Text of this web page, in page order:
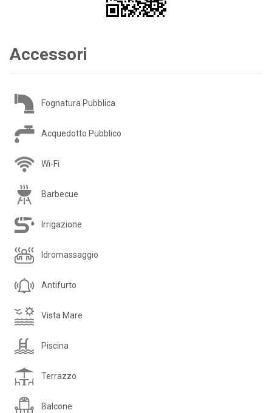
Accessori
Fognatura Pubblica
Acquedotto Pubblico
Wi-Fi
Barbecue
Irrigazione
Idromassaggio
Antifurto
Vista Mare
Piscina
Terrazzo
Balcone